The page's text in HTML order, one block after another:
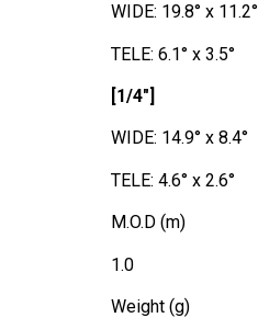
WIDE: 19.8° x 11.2°
TELE: 6.1° x 3.5°
[1/4"]
WIDE: 14.9° x 8.4°
TELE: 4.6° x 2.6°
M.O.D (m)
1.0
Weight (g)